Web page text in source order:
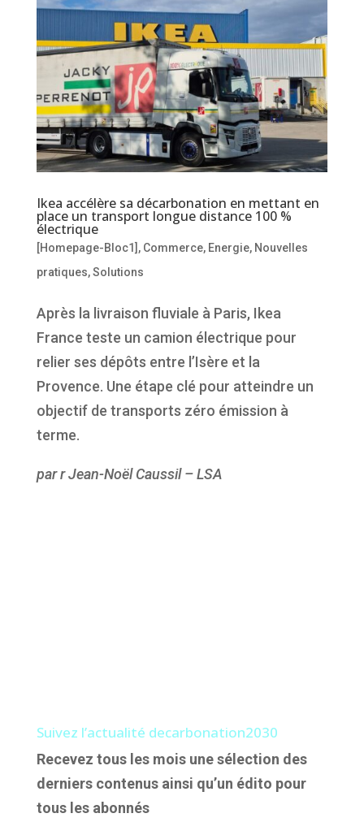
Ikea accélère sa décarbonation en mettant en
place un transport longue distance 100 %
électrique
[Homepage-Bloc1] , Commerce, Energie, Nouvelles
pratiques,Solutions
Après la livraison fluviale à Paris, Ikea
France teste un camion électrique pour
relier ses dépôts entre l’Isère et la
Provence. Une étape clé pour atteindre un
objectif de transports zéro émission à
terme.
par r Jean-Noël Caussil – LSA
Suivez l’actualité decarbonation2030
Recevez tous les mois une sélection des
derniers contenus ainsi qu’un édito pour
tous les abonnés